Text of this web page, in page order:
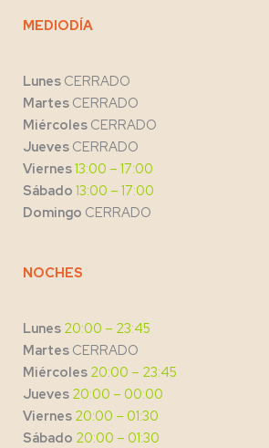
MEDIODÍA
Lunes CERRADO
Martes CERRADO
Miércoles CERRADO
Jueves CERRADO
Viernes13:00 – 17:00
Sábado 13:00 – 17:00
Domingo CERRADO
NOCHES
Lunes 20:00 – 23:45
Martes CERRADO
Miércoles 20:00 – 23:45
Jueves 20:00 – 00:00
Viernes 20:00 – 01:30
Sábado 20:00 – 01:30